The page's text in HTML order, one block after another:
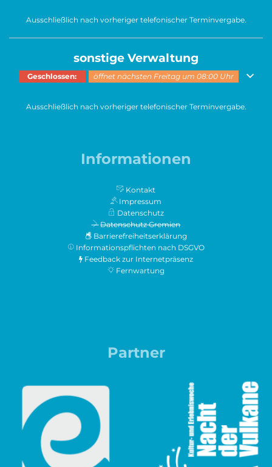
Ausschließlich nach vorheriger telefonischer Terminvergabe.
sonstige Verwaltung
Klicken, um weitere Öffnungs- oder Schließzeiten auszublenden
Geschlossen: öffnet nächsten Freitag um 08:00 Uhr
Ausschließlich nach vorheriger telefonischer Terminvergabe.
Informationen
Kontakt
Impressum
Datenschutz
Datenschutz Gremien
Barrierefreiheitserklärung
Informationspflichten nach DSGVO
Feedback zur Internetpräsenz
Fernwartung
Partner